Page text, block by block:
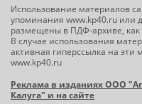
Использование материалов
упоминания www.kp40.ru или
размещены в ПДФ-архиве,
В случае использования
активная гиперссылка на
www.kp40.ru
Реклама в изданиях ООО
Калуга" и на сайте